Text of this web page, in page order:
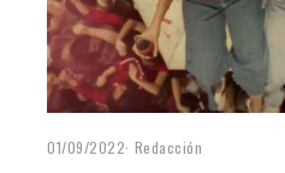
01/09/2022 Redacción